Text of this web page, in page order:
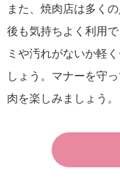
また、焼肉店は多く
後も気持ちよく利用
ミや汚れがないか軽
しょう。マナーを守
肉を楽しみましょう。